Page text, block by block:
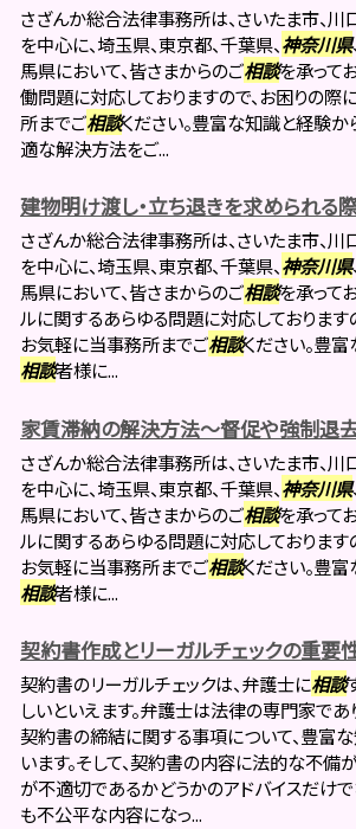
さざんか総合法律事務所は、さいたま市、川
を中心に、埼玉県、東京都、千葉県、神奈川県
馬県において、皆さまからのご相談を承って
働問題に対応しておりますので、お困りの
所までご相談ください。豊富な知識と経験か
適な解決方法をご...
建物明け渡し・立ち退きを求められる
さざんか総合法律事務所は、さいたま市、川
を中心に、埼玉県、東京都、千葉県、神奈川県
馬県において、皆さまからのご相談を承って
ルに関するあらゆる問題に対応しております
お気軽に当事務所までご相談ください。豊
相談者様に...
家賃滞納の解決方法～督促や強制退
さざんか総合法律事務所は、さいたま市、川
を中心に、埼玉県、東京都、千葉県、神奈川県
馬県において、皆さまからのご相談を承って
ルに関するあらゆる問題に対応しております
お気軽に当事務所までご相談ください。豊
相談者様に...
契約書作成とリーガルチェックの重要
契約書のリーガルチェックは、弁護士に相談
しいといえます。弁護士は法律の専門家であ
契約書の締結に関する事項について、豊富
います。そして、契約書の内容に法的な不備
が不適切であるかどうかのアドバイスだけで
も不公平な内容になっ...